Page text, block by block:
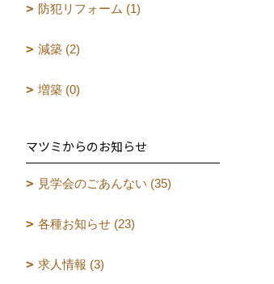
防犯リフォーム (1)
減築 (2)
増築 (0)
マツミからのお知らせ
見学会のごあんない (35)
各種お知らせ (23)
求人情報 (3)